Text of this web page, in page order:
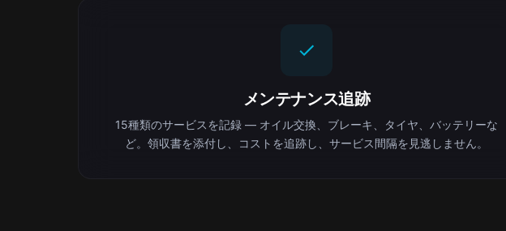
メンテナンス追跡
15種類のサービスを記録 — オイル交換、ブレーキ、タイヤ、バッテリーな
ど。領収書を添付し、コストを追跡し、サービス間隔を見逃しません。